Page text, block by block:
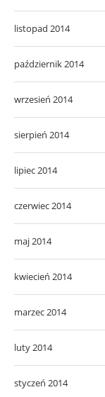
listopad 2014
październik 2014
wrzesień 2014
sierpień 2014
lipiec 2014
czerwiec 2014
maj 2014
kwiecień 2014
marzec 2014
luty 2014
styczeń 2014